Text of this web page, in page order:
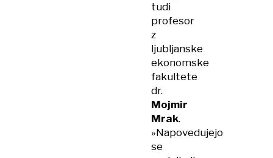
tudi
profesor
z
ljubljanske
ekonomske
fakultete
dr.
Mojmir
Mrak.
»Napovedujejo
se